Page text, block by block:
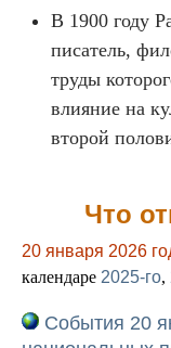
В 1900 году
писатель,
труды
влияние на
второй
Что
20 января 2026
календаре 2025-го,
События 20